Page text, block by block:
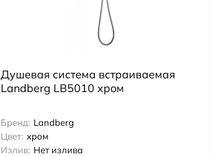
Душевая система встраиваемая
Landberg LB5010 хром
Бренд: Landberg
Цвет: хром
Излив: Нет излива